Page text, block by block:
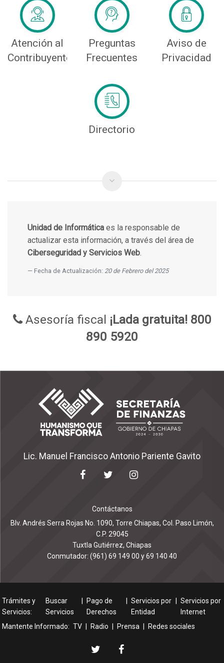
Atención al
Contribuyente
Preguntas
Frecuentes
Aviso de
Privacidad
Directorio
Unidad de Informáticaes la responsable de
actualizar esta información, a través del área de
Ciberseguridad y Servicios Web.
Fecha de Actualización: 20 de Febrero del 2025
Asesoría fiscal ¡Lada gratuita! 800
890 5920
Lic. Manuel Francisco Antonio Pariente Gavito
Contáctanos
Blv. Andrés Serra Rojas No. 1090, Torre Chiapas, Col. Paso Limón,
C.P. 29045
Tuxtla Gutiérrez, Chiapas
Conmutador: (961) 69 149 00 y 69 140 40
Trámites y
Servicios:
Buscar
Servicios
Pago de
Derechos
Servicios por
Entidad
Servicios por
Internet
Mantente Informado: TV Radio Prensa Redes sociales